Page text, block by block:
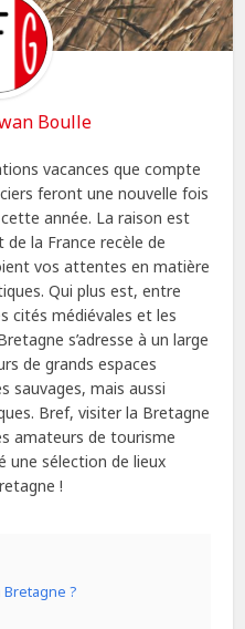
Boulle
vacances que compte
feront une nouvelle fois
année. La raison est
de la France recèle de
vos attentes en matière
Qui plus est, entre
cités médiévales et les
s’adresse à un large
de grands espaces
sauvages, mais aussi
Bref, visiter la Bretagne
amateurs de tourisme
une sélection de lieux
!
?